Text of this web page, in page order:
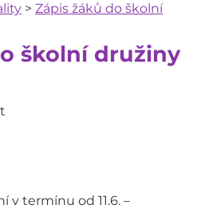
> Zápis žáků do školní
školní družiny
v termínu od 11.6. –